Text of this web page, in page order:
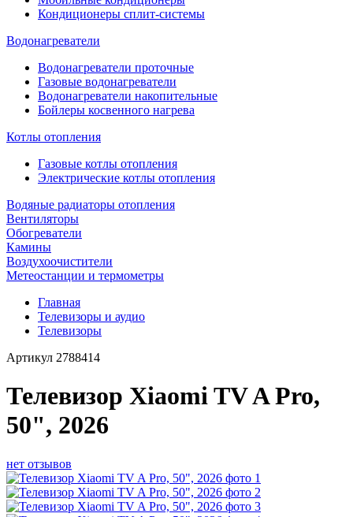
Кондиционеры сплит-системы
Водонагреватели
Водонагреватели проточные
Газовые водонагреватели
Водонагреватели накопительные
Бойлеры косвенного нагрева
Котлы отопления
Газовые котлы отопления
Электрические котлы отопления
Водяные радиаторы отопления
Вентиляторы
Обогреватели
Камины
Воздухоочистители
Метеостанции и термометры
Главная
Телевизоры и аудио
Телевизоры
Артикул 2788414
Телевизор Xiaomi TV A Pro,
50", 2026
нет отзывов